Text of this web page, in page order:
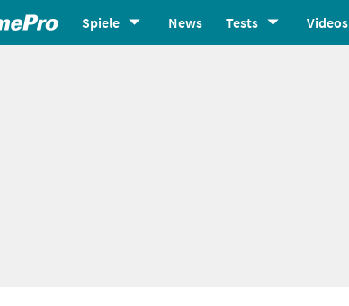
Spiele News Tests Videos